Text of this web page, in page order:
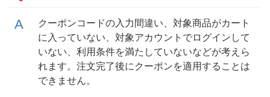
クーポンコードの入力間違い、対象商品がカート
に入っていない、対象アカウントでログインして
いない、利用条件を満たしていないなどが考えら
れます。注文完了後にクーポンを適用することは
できません。